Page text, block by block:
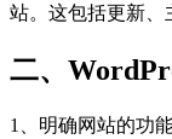
站。这包括更新、
二、
1、明确网站的功